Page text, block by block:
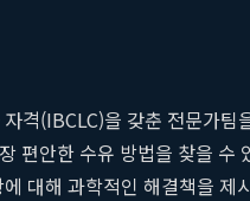
격(IBCLC)을 갖춘 전문가
안한 수유 방법을 찾을
대해 과학적인 해결책을